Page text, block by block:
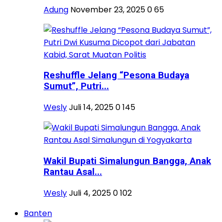
Adung November 23, 2025065
Reshuffle Jelang “Pesona Budaya
Sumut”, Putri...
WeslyJuli 14, 20250145
Wakil Bupati Simalungun Bangga, Anak
Rantau Asal...
WeslyJuli 4, 20250102
Banten